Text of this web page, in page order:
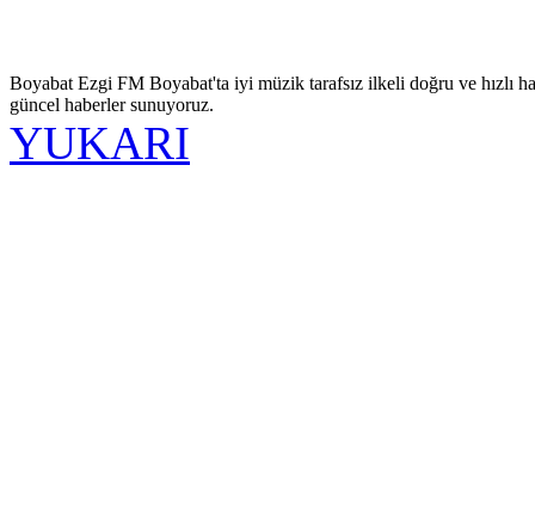
Boyabat Ezgi FM Boyabat'ta iyi müzik tarafsız ilkeli doğru ve hızlı
güncel haberler sunuyoruz.
YUKARI